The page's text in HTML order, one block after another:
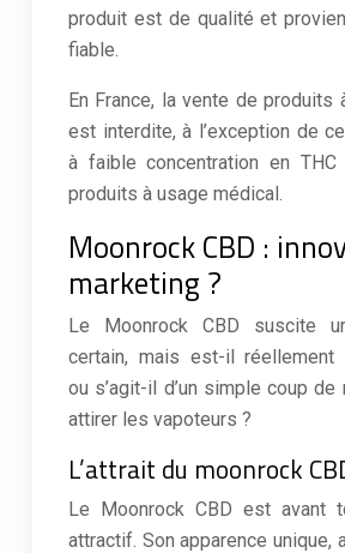
produit est de qualité et
fiable.
En France, la vente de produits
est interdite, à l’exception de
à faible concentration en THC
produits à usage médical.
Moonrock CBD :
marketing ?
Le Moonrock CBD suscite
certain, mais est-il réellement
ou s’agit-il d’un simple coup de
attirer les vapoteurs ?
L’attrait du moonrock
Le Moonrock CBD est avant
attractif. Son apparence unique,